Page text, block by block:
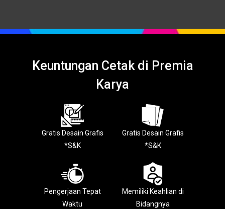
Keuntungan Cetak di Premia
Karya
Gratis Desain Grafis
*S&K
Pengerjaan Tepat
Waktu
Gratis Desain Grafis
*S&K
Memiliki Keahlian di
Bidangnya